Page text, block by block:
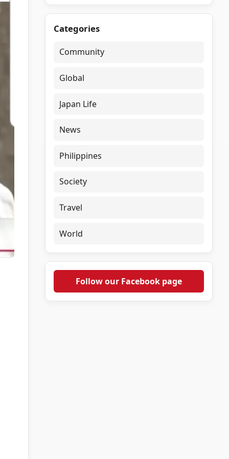
Categories
Community
Global
Japan Life
News
Philippines
Society
Travel
World
Follow our Facebook page